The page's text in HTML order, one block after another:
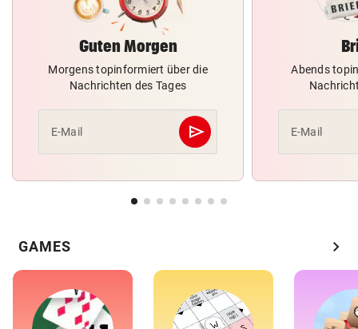
Guten Morgen
Morgens topinformiert über die
Nachrichten des Tages
E-Mail send
Abschicken
Abends
E-Mail
GAMES chevron_right